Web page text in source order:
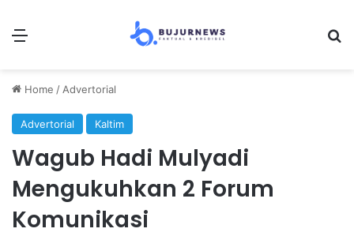
Menu
Home / Advertorial
Advertorial Kaltim
Wagub Hadi Mulyadi
Mengukuhkan 2 Forum
Komunikasi